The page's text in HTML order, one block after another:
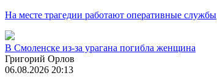
На месте трагедии работают оперативные службы
В Смоленске из-за урагана погибла женщина
Григорий Орлов
06.08.2026 20:13